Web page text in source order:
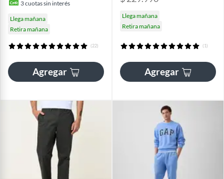
3cuotas sin interés
Llega mañana
Retira mañana
(22)
Agregar
Llega mañana
Retira mañana
(1)
Agregar